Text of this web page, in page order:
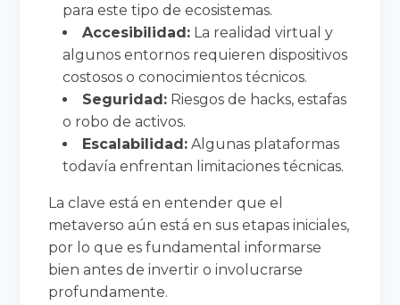
para este tipo de ecosistemas.
Accesibilidad: La realidad virtual y
algunos entornos requieren dispositivos
costosos o conocimientos técnicos.
Seguridad: Riesgos de hacks, estafas
o robo de activos.
Escalabilidad: Algunas plataformas
todavía enfrentan limitaciones técnicas.
La clave está en entender que el
metaverso aún está en sus etapas iniciales,
por lo que es fundamental informarse
bien antes de invertir o involucrarse
profundamente.